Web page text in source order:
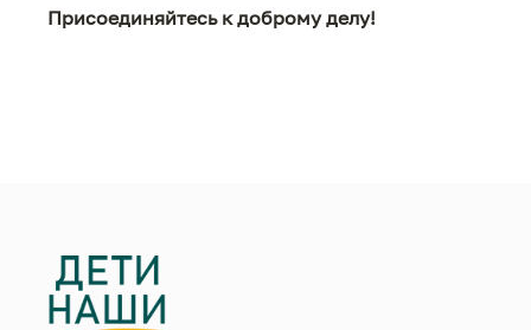
Присоединяйтесь к доброму делу!